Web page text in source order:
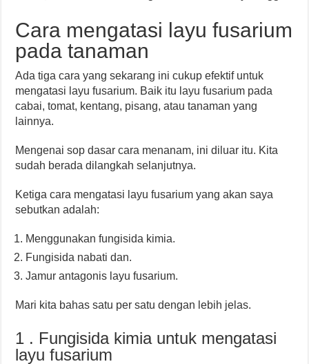
Cara mengatasi layu fusarium
pada tanaman
Ada tiga cara yang sekarang ini cukup efektif untuk
mengatasi layu fusarium. Baik itu layu fusarium pada
cabai, tomat, kentang, pisang, atau tanaman yang
lainnya.
Mengenai sop dasar cara menanam, ini diluar itu. Kita
sudah berada dilangkah selanjutnya.
Ketiga cara mengatasi layu fusarium yang akan saya
sebutkan adalah:
Menggunakan fungisida kimia.
Fungisida nabati dan.
Jamur antagonis layu fusarium.
Mari kita bahas satu per satu dengan lebih jelas.
1 . Fungisida kimia untuk mengatasi
layu fusarium